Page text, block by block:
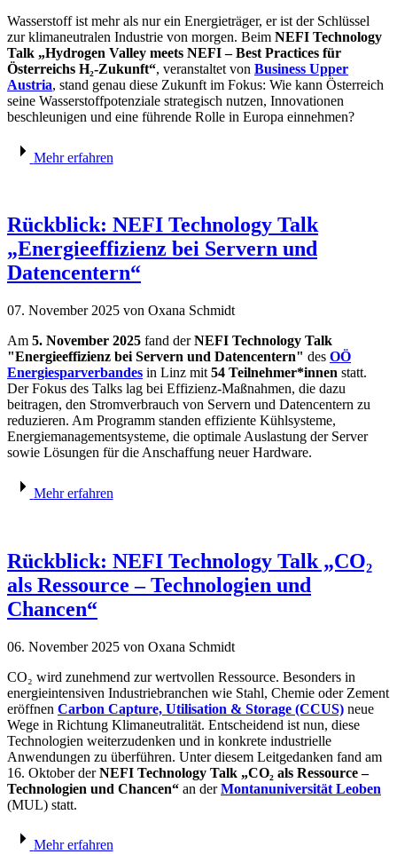
Wasserstoff ist mehr als nur ein Energieträger, er ist der Schlüssel
zur klimaneutralen Industrie von morgen. Beim NEFI Technology
Talk „Hydrogen Valley meets NEFI – Best Practices für
Österreichs H₂-Zukunft“, veranstaltet von Business Upper
Austria, stand genau diese Zukunft im Fokus: Wie kann Österreich
seine Wasserstoffpotenziale strategisch nutzen, Innovationen
beschleunigen und eine führende Rolle in Europa einnehmen?
Mehr erfahren
Rückblick: NEFI Technology Talk
„Energieeffizienz bei Servern und
Datencentern“
07. November 2025 von Oxana Schmidt
Am 5. November 2025 fand derNEFI Technology Talk
"Energieeffizienz bei Servern und Datencentern" des OÖ
Energiesparverbandes in Linz mit 54 Teilnehmer*innen statt.
Der Fokus des Talks lag bei Effizienz-Maßnahmen, die dazu
beitragen, den Stromverbrauch von Servern und Datencentern zu
reduzieren. Am Programm standen effiziente Kühlsysteme,
Energiemanagementsysteme, die optimale Auslastung der Server
sowie Lösungen für die Anschaffung neuer Hardware.
Mehr erfahren
Rückblick: NEFI Technology Talk „CO₂
als Ressource – Technologien und
Chancen“
06. November 2025 von Oxana Schmidt
CO₂ wird zunehmend zur wertvollen Ressource. Besonders in
energieintensiven Industriebranchen wie Stahl, Chemie oder Zement
eröffnen Carbon Capture, Utilisation & Storage (CCUS) neue
Wege in Richtung Klimaneutralität. Entscheidend ist nun, diese
Technologien weiterzudenken und in konkrete industrielle
Anwendungen zu überführen. Unter diesem Leitgedanken fand am
16. Oktober derNEFI Technology Talk „CO₂ als Ressource –
Technologien und Chancen“ an derMontanuniversität Leoben
(MUL) statt.
Mehr erfahren